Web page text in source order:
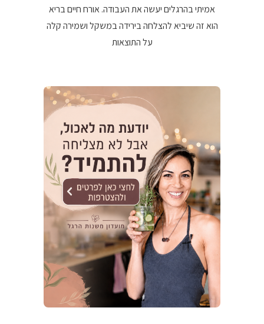
אמיתי בהרגלים יעשה את העבודה. אורח חיים בריא
הוא זה שיביא להצלחה בירידה במשקל ושמירה קלה
על התוצאות